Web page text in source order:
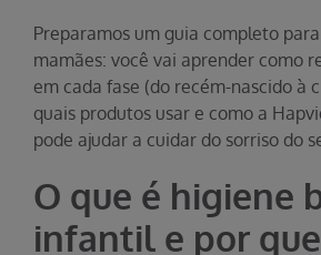
Preparamos um guia completo
mamães: você vai aprender como
em cada fase (do recém-nascido à
quais produtos usar e como a
pode ajudar a cuidar do sorriso do
O que é higiene
infantil e por